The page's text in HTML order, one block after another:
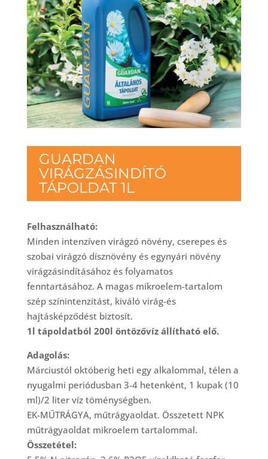
GUARDAN
VIRÁGZÁSINDÍTÓ
TÁPOLDAT 1L
Felhasználható:
Minden intenzíven virágzó növény, cserepes és
szobai virágzó dísznövény és egynyári növény
virágzásindításához és folyamatos
fenntartásához. A magas mikroelem-tartalom
szép színintenzitást, kiváló virág-és
hajtásképződést biztosít.
1l tápoldatból 200l öntözővíz állítható elő.
Adagolás:
Márciustól októberig heti egy alkalommal, télen a
nyugalmi periódusban 3-4 hetenként, 1 kupak (10
ml)/2 liter víz töménységben.
EK-MŰTRÁGYA, műtrágyaoldat. Összetett NPK
műtrágyaoldat mikroelem tartalommal.
Összetétel: